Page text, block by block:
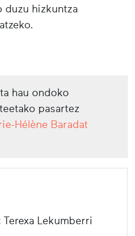
duzu hizkuntza
hau ondoko
pasartez
Hélène Baradat
Terexa Lekumberri